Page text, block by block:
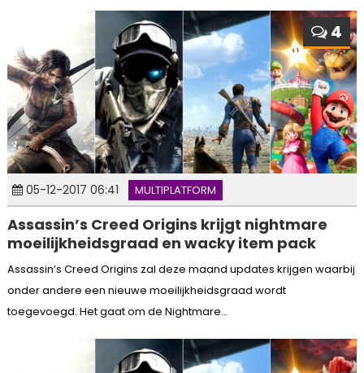
4
05-12-2017 06:41 MULTIPLATFORM
Assassin’s Creed Origins krijgt nightmare
moeilijkheidsgraad en wacky item pack
Assassin’s Creed Origins zal deze maand updates krijgen waarbij
onder andere een nieuwe moeilijkheidsgraad wordt
toegevoegd. Het gaat om de Nightmare...